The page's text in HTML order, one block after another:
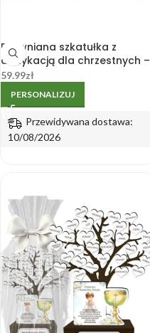
Drewniana szkatułka z
dedykacją dla chrzestnych –
Komunia chłopca 16 x 16 cm
59.99zł
PERSONALIZUJ
Przewidywana dostawa:
10/08/2026